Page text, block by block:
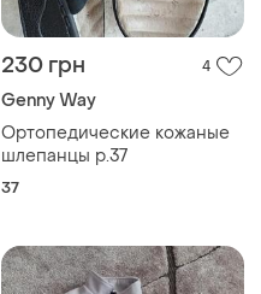
230 грн 4
Genny Way
Ортопедические кожаные
шлепанцы р.37
37